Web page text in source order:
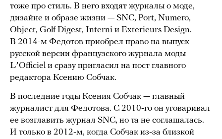
тоже про стиль. В него входят журналы о моде,
дизайне и образе жизни — SNC, Port, Numero,
Object, Golf Digest, Interni и Exterieurs Design.
В 2014-м Федотов приобрел право на выпуск
русской версии французского журнала моды
LʼOfficiel и сразу пригласил на пост главного
редактора Ксению Собчак.
В последние годы Ксения Собчак — главный
журналист для Федотова. С 2010-го он уговаривал
ее возглавить журнал SNC, но та не соглашалась.
И только в 2012-м, когда Собчак из-за близкой